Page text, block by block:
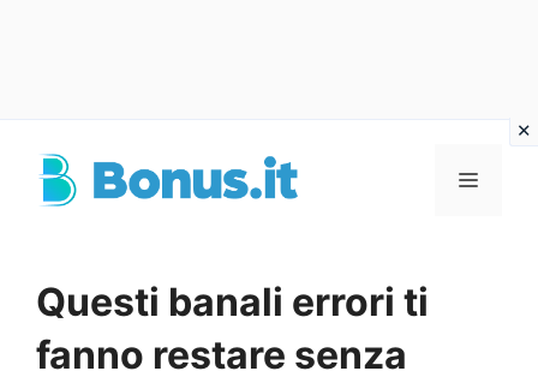
Menu
Questi banali errori ti
fanno restare senza